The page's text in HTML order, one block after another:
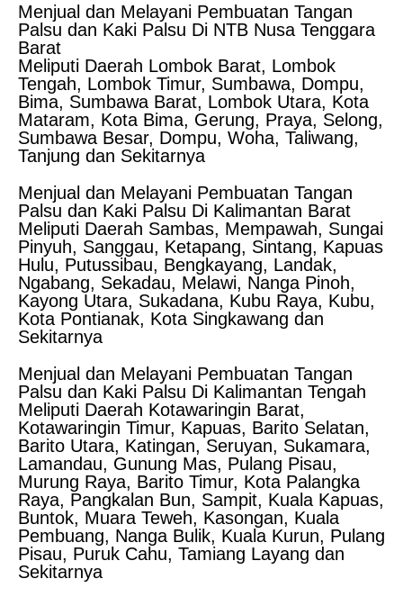
Menjual dan Melayani Pembuatan Tangan
Palsu dan Kaki Palsu Di NTB Nusa Tenggara
Barat
Meliputi Daerah Lombok Barat, Lombok
Tengah, Lombok Timur, Sumbawa, Dompu,
Bima, Sumbawa Barat, Lombok Utara, Kota
Mataram, Kota Bima, Gerung, Praya, Selong,
Sumbawa Besar, Dompu, Woha, Taliwang,
Tanjung dan Sekitarnya
Menjual dan Melayani Pembuatan Tangan
Palsu dan Kaki Palsu Di Kalimantan Barat
Meliputi Daerah Sambas, Mempawah, Sungai
Pinyuh, Sanggau, Ketapang, Sintang, Kapuas
Hulu, Putussibau, Bengkayang, Landak,
Ngabang, Sekadau, Melawi, Nanga Pinoh,
Kayong Utara, Sukadana, Kubu Raya, Kubu,
Kota Pontianak, Kota Singkawang dan
Sekitarnya
Menjual dan Melayani Pembuatan Tangan
Palsu dan Kaki Palsu Di Kalimantan Tengah
Meliputi Daerah Kotawaringin Barat,
Kotawaringin Timur, Kapuas, Barito Selatan,
Barito Utara, Katingan, Seruyan, Sukamara,
Lamandau, Gunung Mas, Pulang Pisau,
Murung Raya, Barito Timur, Kota Palangka
Raya, Pangkalan Bun, Sampit, Kuala Kapuas,
Buntok, Muara Teweh, Kasongan, Kuala
Pembuang, Nanga Bulik, Kuala Kurun, Pulang
Pisau, Puruk Cahu, Tamiang Layang dan
Sekitarnya